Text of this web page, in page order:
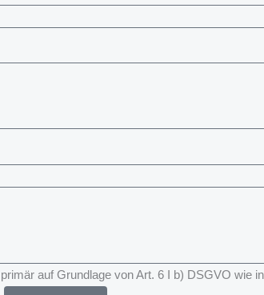
auf Grundlage von Art. 6 I b) DSGVO wie